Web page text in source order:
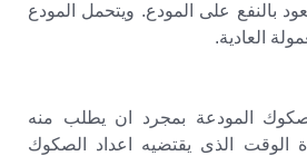
بالنفع على المودع. ويتحمل المودع
العادية.
المودعة بمجرد ان يطلب منه
الوقت الذى يقتضيه اعداد الصكوك